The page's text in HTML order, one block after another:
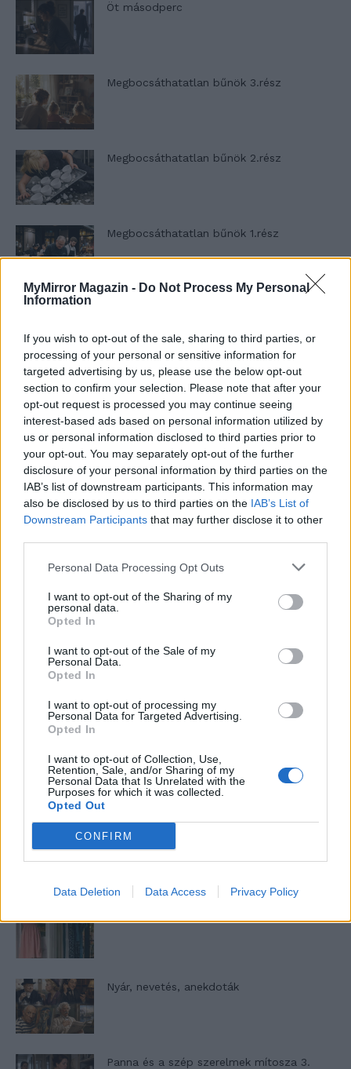
MyMirror Magazin - Do Not Process My Personal
Information
If you wish to opt-out of the sale, sharing to third parties, or
processing of your personal or sensitive information for
targeted advertising by us, please use the below opt-out
section to confirm your selection. Please note that after your
opt-out request is processed you may continue seeing
interest-based ads based on personal information utilized by
us or personal information disclosed to third parties prior to
your opt-out. You may separately opt-out of the further
disclosure of your personal information by third parties on the
IAB’s list of downstream participants. This information may
also be disclosed by us to third parties on the IAB’s List of
Downstream Participants that may further disclose it to other
Personal Data Processing Opt Outs
I want to opt-out of the Sharing of my
personal data.
Opted In
I want to opt-out of the Sale of my
Personal Data.
Opted In
I want to opt-out of processing my
Personal Data for Targeted Advertising.
Opted In
I want to opt-out of Collection, Use,
Retention, Sale, and/or Sharing of my
Personal Data that Is Unrelated with the
Purposes for which it was collected.
Opted Out
CONFIRM
Data Deletion Data Access Privacy Policy
Öt másodperc
Megbocsáthatatlan bűnök 3.rész
Megbocsáthatatlan bűnök 2.rész
Megbocsáthatatlan bűnök 1.rész
Minka 12. rész
Minka 11. rész
Pedig szóltam… – Miért nem hiszünk a
gyűjteménye
Elyna Robbs: Adéle és az örökölt árnyak
13. rész
Woody Allen megosztó zsenialitása
Nyár, nevetés, anekdoták
Panna és a szép szerelmek mítosza 3.